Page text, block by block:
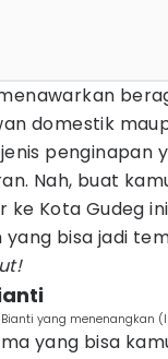
domestik
penginapan
Nah, buat
ke Kota Gudeg
yang bisa jadi
yang menenangkan
yang bisa